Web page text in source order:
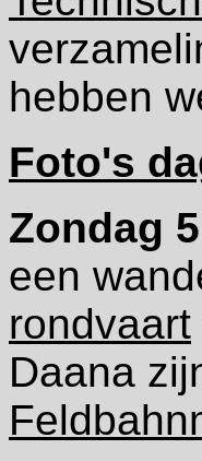
hebben
Foto's
Zondag
een
rondvaart
Daana